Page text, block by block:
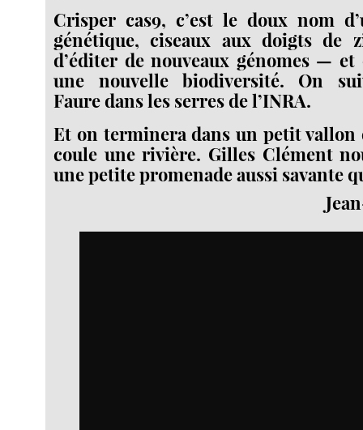
Crisper cas9, c’est le doux nom
génétique, ciseaux aux doigts de
d’éditer de nouveaux génomes — et
une nouvelle biodiversité. On
Faure dans les serres de l’INRA.
Et on terminera dans un petit vallon
coule une rivière. Gilles Clément
une petite promenade aussi savante